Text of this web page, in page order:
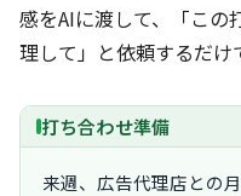
感をAIに渡して、「この
理して」と依頼するだけ
打ち合わせ準備
来週、広告代理店との